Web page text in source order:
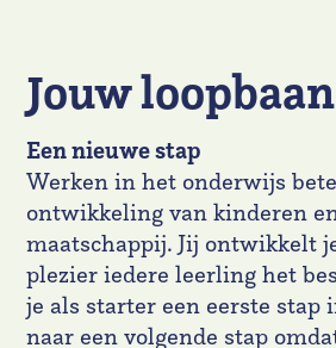
Jouw loopbaan
Een nieuwe stap
Werken in het onderwijs
ontwikkeling van kinderen
maatschappij. Jij ontwikkelt
plezier iedere leerling het
je als starter een eerste stap
naar een volgende stap